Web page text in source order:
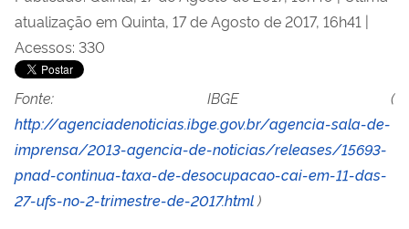
atualização em Quinta, 17 de Agosto de 2017, 16h41 |
Acessos: 330
Fonte: IBGE (
http://agenciadenoticias.ibge.gov.br/agencia-sala-de-
imprensa/2013-agencia-de-noticias/releases/15693-
pnad-continua-taxa-de-desocupacao-cai-em-11-das-
27-ufs-no-2-trimestre-de-2017.html)